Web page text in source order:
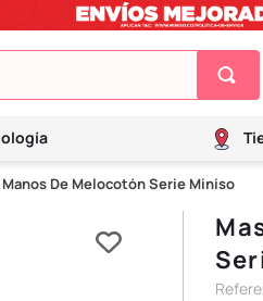
De Melocotón Serie Miniso